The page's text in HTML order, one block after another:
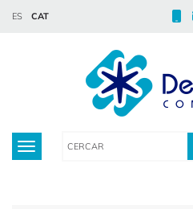
ES CAT
Toggle navigation